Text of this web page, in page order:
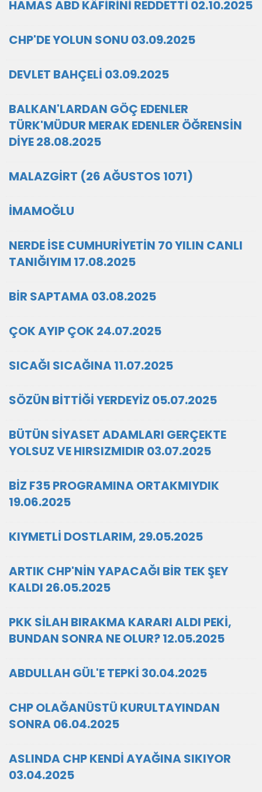
HAMAS ABD KÂFİRİNİ REDDETTİ 02.10.2025
CHP'DE YOLUN SONU 03.09.2025
DEVLET BAHÇELİ 03.09.2025
BALKAN'LARDAN GÖÇ EDENLER
TÜRK'MÜDUR MERAK EDENLER ÖĞRENSİN
DİYE 28.08.2025
MALAZGİRT (26 AĞUSTOS 1071)
İMAMOĞLU
NERDE İSE CUMHURİYETİN 70 YILIN CANLI
TANIĞIYIM 17.08.2025
BİR SAPTAMA 03.08.2025
ÇOK AYIP ÇOK 24.07.2025
SICAĞI SICAĞINA 11.07.2025
SÖZÜN BİTTİĞİ YERDEYİZ 05.07.2025
BÜTÜN SİYASET ADAMLARI GERÇEKTE
YOLSUZ VE HIRSIZMIDIR 03.07.2025
BİZ F35 PROGRAMINA ORTAKMIYDIK
19.06.2025
KIYMETLİ DOSTLARIM, 29.05.2025
ARTIK CHP'NİN YAPACAĞI BİR TEK ŞEY
KALDI 26.05.2025
PKK SİLAH BIRAKMA KARARI ALDI PEKİ,
BUNDAN SONRA NE OLUR? 12.05.2025
ABDULLAH GÜL'E TEPKİ 30.04.2025
CHP OLAĞANÜSTÜ KURULTAYINDAN
SONRA 06.04.2025
ASLINDA CHP KENDİ AYAĞINA SIKIYOR
03.04.2025